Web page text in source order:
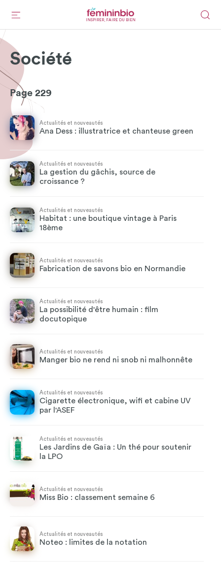
INSPIRER, FAIRE DU BIEN
Société
Page 229
Actualités et nouveautés
Ana Dess : illustratrice et chanteuse green
Actualités et nouveautés
La gestion du gâchis, source de
croissance ?
Actualités et nouveautés
Habitat : une boutique vintage à Paris
18ème
Actualités et nouveautés
Fabrication de savons bio en Normandie
Actualités et nouveautés
La possibilité d'être humain : film
docutopique
Actualités et nouveautés
Manger bio ne rend ni snob ni malhonnête
Actualités et nouveautés
Cigarette électronique, wifi et cabine UV
par l'ASEF
Actualités et nouveautés
Les Jardins de Gaïa : Un thé pour soutenir
la LPO
Actualités et nouveautés
Miss Bio : classement semaine 6
Actualités et nouveautés
Noteo : limites de la notation